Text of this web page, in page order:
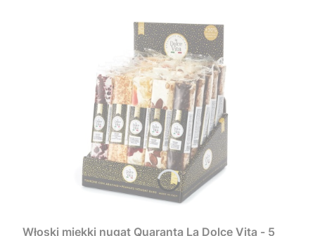
Włoski miękki nugat Quaranta La Dolce Vita - 5